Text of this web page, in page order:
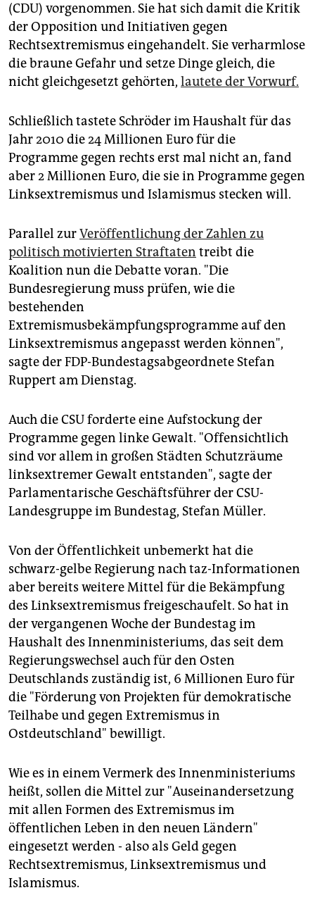
epaper login
(CDU) vorgenommen. Sie hat sich damit die Kritik
der Opposition und Initiativen gegen
Rechtsextremismus eingehandelt. Sie verharmlose
die braune Gefahr und setze Dinge gleich, die
nicht gleichgesetzt gehörten, lautete der Vorwurf.
Schließlich tastete Schröder im Haushalt für das
Jahr 2010 die 24 Millionen Euro für die
Programme gegen rechts erst mal nicht an, fand
aber 2 Millionen Euro, die sie in Programme gegen
Linksextremismus und Islamismus stecken will.
Parallel zurVeröffentlichung der Zahlen zu
politisch motivierten Straftaten treibt die
Koalition nun die Debatte voran. "Die
Bundesregierung muss prüfen, wie die
bestehenden
Extremismusbekämpfungsprogramme auf den
Linksextremismus angepasst werden können",
sagte der FDP-Bundestagsabgeordnete Stefan
Ruppert am Dienstag.
Auch die CSU forderte eine Aufstockung der
Programme gegen linke Gewalt. "Offensichtlich
sind vor allem in großen Städten Schutzräume
linksextremer Gewalt entstanden", sagte der
Parlamentarische Geschäftsführer der CSU-
Landesgruppe im Bundestag, Stefan Müller.
Von der Öffentlichkeit unbemerkt hat die
schwarz-gelbe Regierung nach taz-Informationen
aber bereits weitere Mittel für die Bekämpfung
des Linksextremismus freigeschaufelt. So hat in
der vergangenen Woche der Bundestag im
Haushalt des Innenministeriums, das seit dem
Regierungswechsel auch für den Osten
Deutschlands zuständig ist, 6 Millionen Euro für
die "Förderung von Projekten für demokratische
Teilhabe und gegen Extremismus in
Ostdeutschland" bewilligt.
Wie es in einem Vermerk des Innenministeriums
heißt, sollen die Mittel zur "Auseinandersetzung
mit allen Formen des Extremismus im
öffentlichen Leben in den neuen Ländern"
eingesetzt werden - also als Geld gegen
Rechtsextremismus, Linksextremismus und
Islamismus.